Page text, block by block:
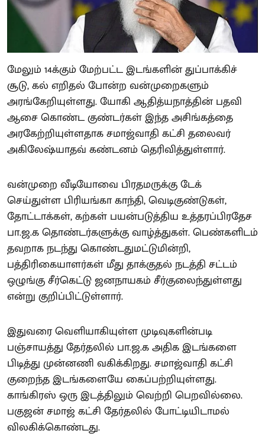
மேலும் 14க்கும் மேற்பட்ட இடங்களின் துப்பாக்கிச்
சூடு, கல் எறிதல் போன்ற வன்முறைகளும்
அரங்கேறியுள்ளது. யோகி ஆதித்யநாத்தின் பதவி
ஆசை கொண்ட குண்டர்கள் இந்த அசிங்கத்தை
அரகேற்றியுள்ளதாக சமாஜ்வாதி கட்சி தலைவர்
அகிலேஷ்யாதவ் கண்டனம் தெரிவித்துள்ளார்.
வன்முறை வீடியோவை பிரதமருக்கு டேக்
செய்துள்ள பிரியங்கா காந்தி, வெடிகுண்டுகள்,
தோட்டாக்கள், கற்கள் பயன்படுத்திய உத்தரப்பிரதேச
பா.ஜ.க தொண்டர்களுக்கு வாழ்த்துகள். பெண்களிடம்
தவறாக நடந்து கொண்டதுமட்டுமின்றி,
பத்திரிகையாளர்கள் மீது தாக்குதல் நடத்தி சட்டம்
ஒழுங்கு சீர்கெட்டு ஜனநாயகம் சீர்குலைந்துள்ளது
என்று குறிப்பிட்டுள்ளார்.
இதுவரை வெளியாகியுள்ள முடிவுகளின்படி
பஞ்சாயத்து தேர்தலில் பா.ஜ.க அதிக இடங்களை
பிடித்து முன்னணி வகிக்கிறது. சமாஜ்வாதி கட்சி
குறைந்த இடங்களையே கைப்பற்றியுள்ளது.
காங்கிரஸ் ஒரு இடத்திலும் வெற்றி பெறவில்லை.
பகுஜன் சமாஜ் கட்சி தேர்தலில் போட்டியிடாமல்
விலகிக்கொண்டது.